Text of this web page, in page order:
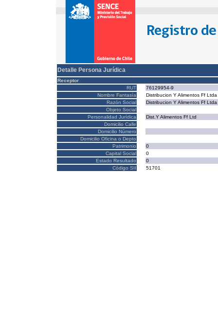
Detalle Persona Jurídica
Receptor
RUT
76129954-9
Nombre Fantasía
Distribucion Y Alimentos Ff Ltda
Razón Social
Distribucion Y Alimentos Ff Ltda
Objeto Social
Personalidad Jurídica
Dist.Y Alimentos Ff Ltd
Domicilio Calle
Domicilio Número
Domicilio Oficina o Depto
Patrimonio
0
Capital Social
0
Estado Resultado
0
Código SII
51701